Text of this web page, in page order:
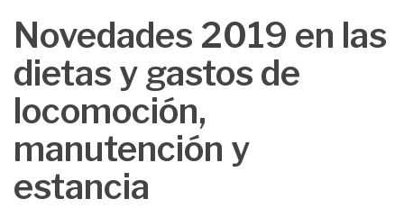
Novedades 2019 en las
dietas y gastos de
locomoción,
manutención y
estancia